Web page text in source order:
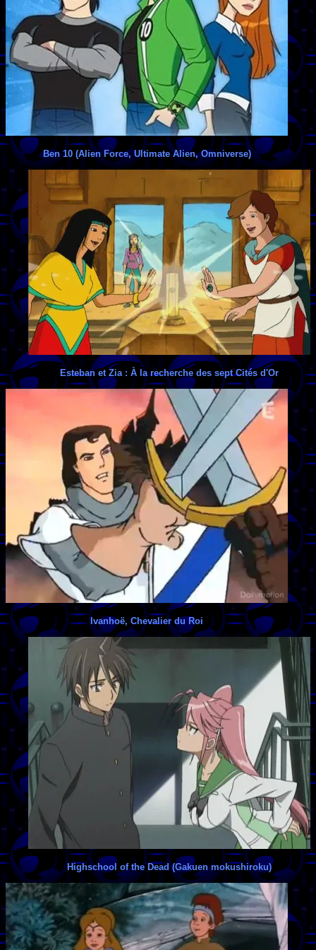
Ben 10 (Alien Force, Ultimate Alien, Omniverse)
Esteban et Zia : À la recherche des sept Cités d'Or
Ivanhoë, Chevalier du Roi
Highschool of the Dead (Gakuen mokushiroku)